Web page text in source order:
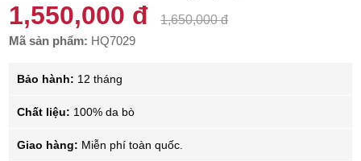
1,550,000 đ
1,650,000 đ
Mã sản phẩm: HQ7029
Bảo hành: 12 tháng
Chất liệu: 100% da bò
Giao hàng: Miễn phí toàn quốc.